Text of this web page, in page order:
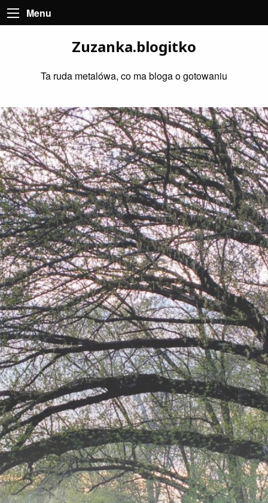
Menu
Zuzanka.blogitko
Ta ruda metalówa, co ma bloga o gotowaniu